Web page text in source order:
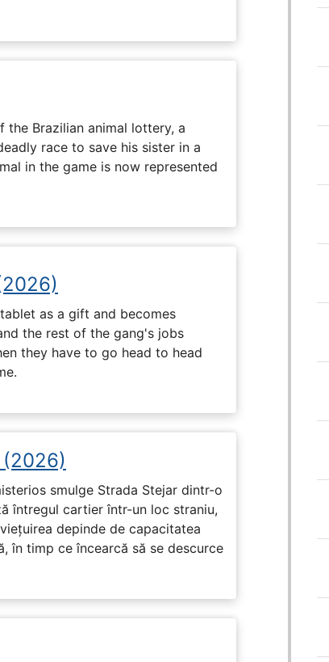
the Brazilian animal lottery, a
race to save his sister in a
in the game is now represented
as a gift and becomes
the rest of the gang's jobs
they have to go head to head
smulge Strada Stejar dintr-o
întregul cartier într-un loc straniu,
depinde de capacitatea
în timp ce încearcă să se descurce